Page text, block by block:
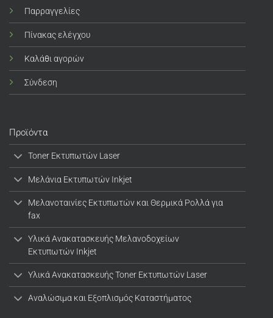
Παρραγγελίες
Πίνακας ελέγχου
Καλάθι αγορών
Σύνδεση
Προϊόντα
Toner Εκτυπωτών Laser
Μελάνια Εκτυπωτών Inkjet
Μελανοταινίες Εκτυπωτών και Θερμικά Ρολλά για
fax
Υλικά Ανακατασκευής Μελανοδοχείων
Εκτυπωτών Inkjet
Υλικά Ανακατασκευής Toner Εκτυπωτών Laser
Αναλώσιμα και Εξοπλισμός Καταστήματος